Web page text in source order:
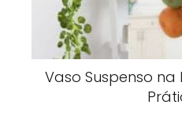
Vaso Suspenso